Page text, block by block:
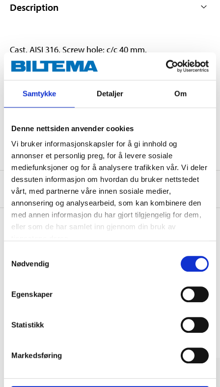
Samtykke Detaljer Om
Denne nettsiden anvender cookies
Vi bruker informasjonskapsler for å gi innhold og
annonser et personlig preg, for å levere sosiale
mediefunksjoner og for å analysere trafikken vår. Vi deler
dessuten informasjon om hvordan du bruker nettstedet
vårt, med partnerne våre innen sosiale medier,
annonsering og analysearbeid, som kan kombinere den
med annen informasjon du har gjort tilgjengelig for dem,
eller som de har samlet inn gjennom din bruk av
Nødvendig
Egenskaper
Statistikk
Markedsføring
Description
Cast. AISI 316. Screw hole: c/c 40 mm.
Technical specifications
Screw hole c/c
40 mm
About the manufacturer
Pay & Collect in your local store within 2 hours!
Other customers also bought